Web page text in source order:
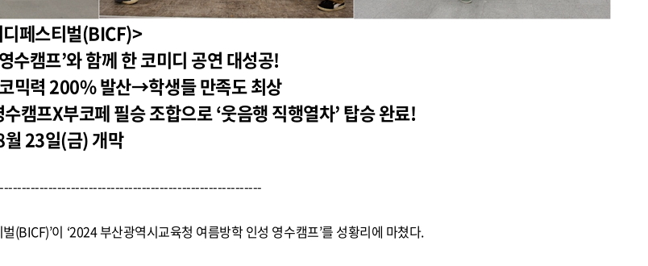
페스티벌(BICF)>
수캠프’와 함께 한 코미디 공연 대성공!
믹력 200% 발산→학생들 만족도 최상
캠프X부코페 필승 조합으로 ‘웃음행 직행열차’ 탑승 완료!
월 23일(금) 개막
(BICF)’이 ‘2024 부산광역시교육청 여름방학 인성 영수캠프’를 성황리에 마쳤다.